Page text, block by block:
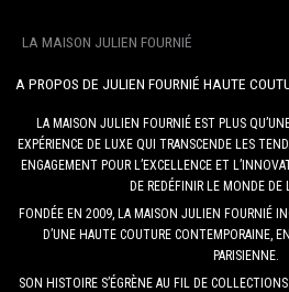
LA MAISON JULIEN FOURNIÉ
A PROPOS DE JULIEN FOURNIÉ HAUTE
LA MAISON JULIEN FOURNIÉ EST PLUS
EXPÉRIENCE DE LUXE QUI TRANSCENDE LES
ENGAGEMENT POUR L’EXCELLENCE ET
DE REDÉFINIR LE MONDE DE
FONDÉE EN 2009, LA MAISON JULIEN FOURNIÉ
D’UNE HAUTE COUTURE CONTEMPORAINE,
PARISIENNE.
SON HISTOIRE S’ÉGRÈNE AU FIL DE